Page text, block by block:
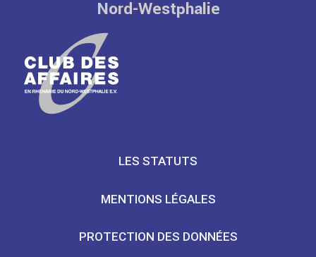
Nord-Westphalie
LES STATUTS
MENTIONS LÉGALES
PROTECTION DES DONNÉES